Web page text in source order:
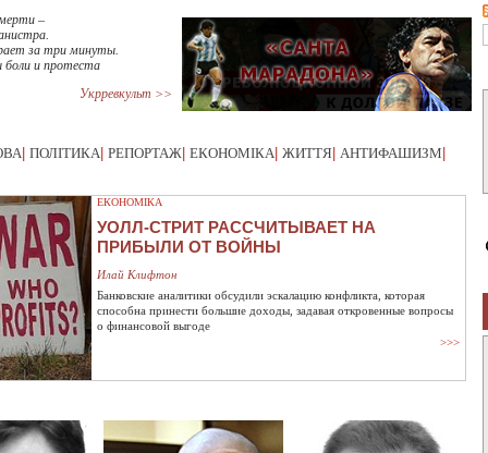
–
за три минуты.
и протеста
Укрревкульт >>
ПОЛІТИКА РЕПОРТАЖ ЕКОНОМІКА ЖИТТЯ АНТИФАШИЗМ
ЕКОНОМІКА
УОЛЛ-СТРИТ РАССЧИТЫВАЕТ НА
ПРИБЫЛИ ОТ ВОЙНЫ
Илай Клифтон
Банковские аналитики обсудили эскалацию конфликта, которая
способна принести большие доходы, задавая откровенные вопросы
о финансовой выгоде
>>>